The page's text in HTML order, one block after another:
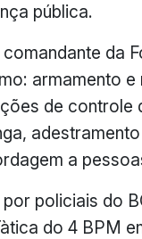
pública.
da
armamento
de
a
policiais do
do 4 BPM